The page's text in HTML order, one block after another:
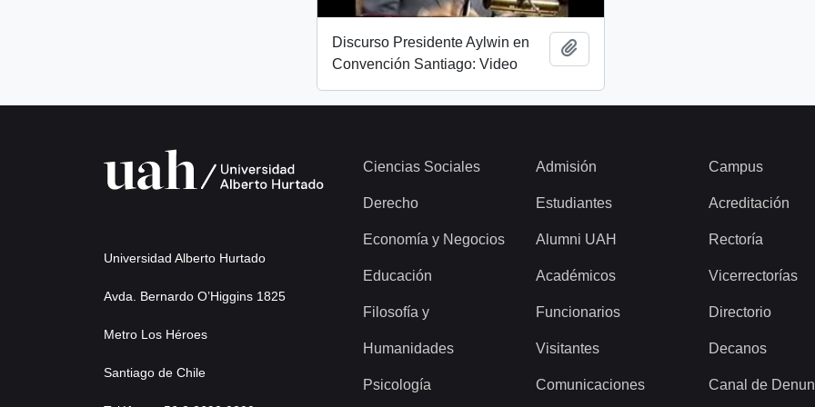
Discurso Presidente Aylwin en
Convención Santiago: Video
Universidad Alberto Hurtado
Avda. Bernardo O’Higgins 1825
Metro Los Héroes
Santiago de Chile
Ciencias Sociales
Derecho
Economía y Negocios
Educación
Filosofía y
Humanidades
Psicología
Admisión
Estudiantes
Alumni UAH
Académicos
Funcionarios
Visitantes
Comunicaciones
Campus
Acreditación
Rectoría
Vicerrectorías
Directorio
Decanos
Canal de